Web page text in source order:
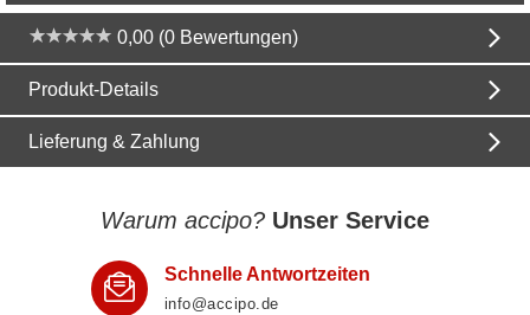
0,00 (0 Bewertungen)
Produkt-Details
Lieferung & Zahlung
Warum accipo? Unser Service
Schnelle Antwortzeiten
info@accipo.de